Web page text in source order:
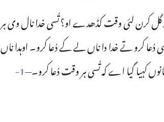
گل کرن لئی وقت کڈھدے او؟ تُسی خدا نال وی ہر
کرو تے خدا دا ناں لے کے دُعا کرو۔ اوہدا ناں
کہیا گیا اے کہ تُسی ہر وقت دُعا کرو۔—‏ 1-‏